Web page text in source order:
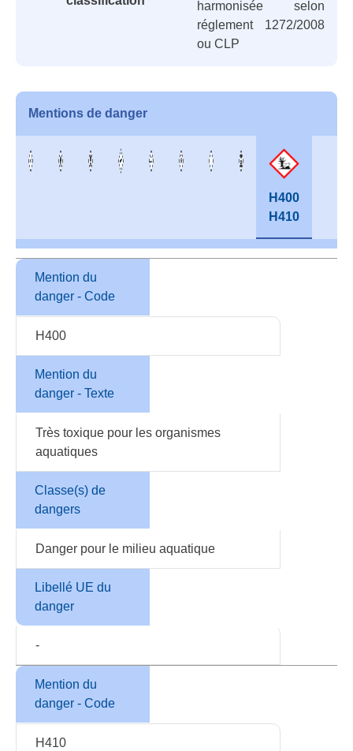
harmonisée selon
réglement 1272/2008
ou CLP
Mentions de danger
H400
H410
Mention du
danger - Code
H400
Mention du
danger - Texte
Très toxique pour les organismes
aquatiques
Classe(s) de
dangers
Danger pour le milieu aquatique
Libellé UE du
danger
-
Mention du
danger - Code
H410